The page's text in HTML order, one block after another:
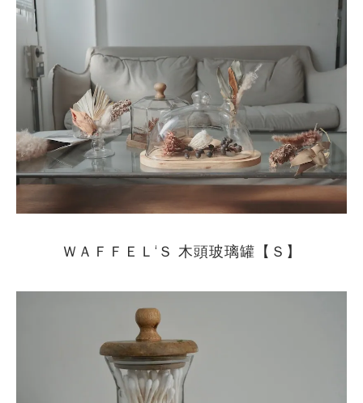
ＷＡＦＦＥＬ‘Ｓ 木頭玻璃罐【Ｓ】